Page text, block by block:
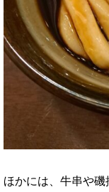
ほかには、牛串や